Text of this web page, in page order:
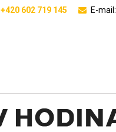
+420 602 719 145 E-mail: